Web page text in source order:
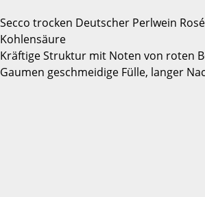
Secco trocken Deutscher Perlwein
Kohlensäure
Kräftige Struktur mit Noten von roten
Gaumen geschmeidige Fülle, langer